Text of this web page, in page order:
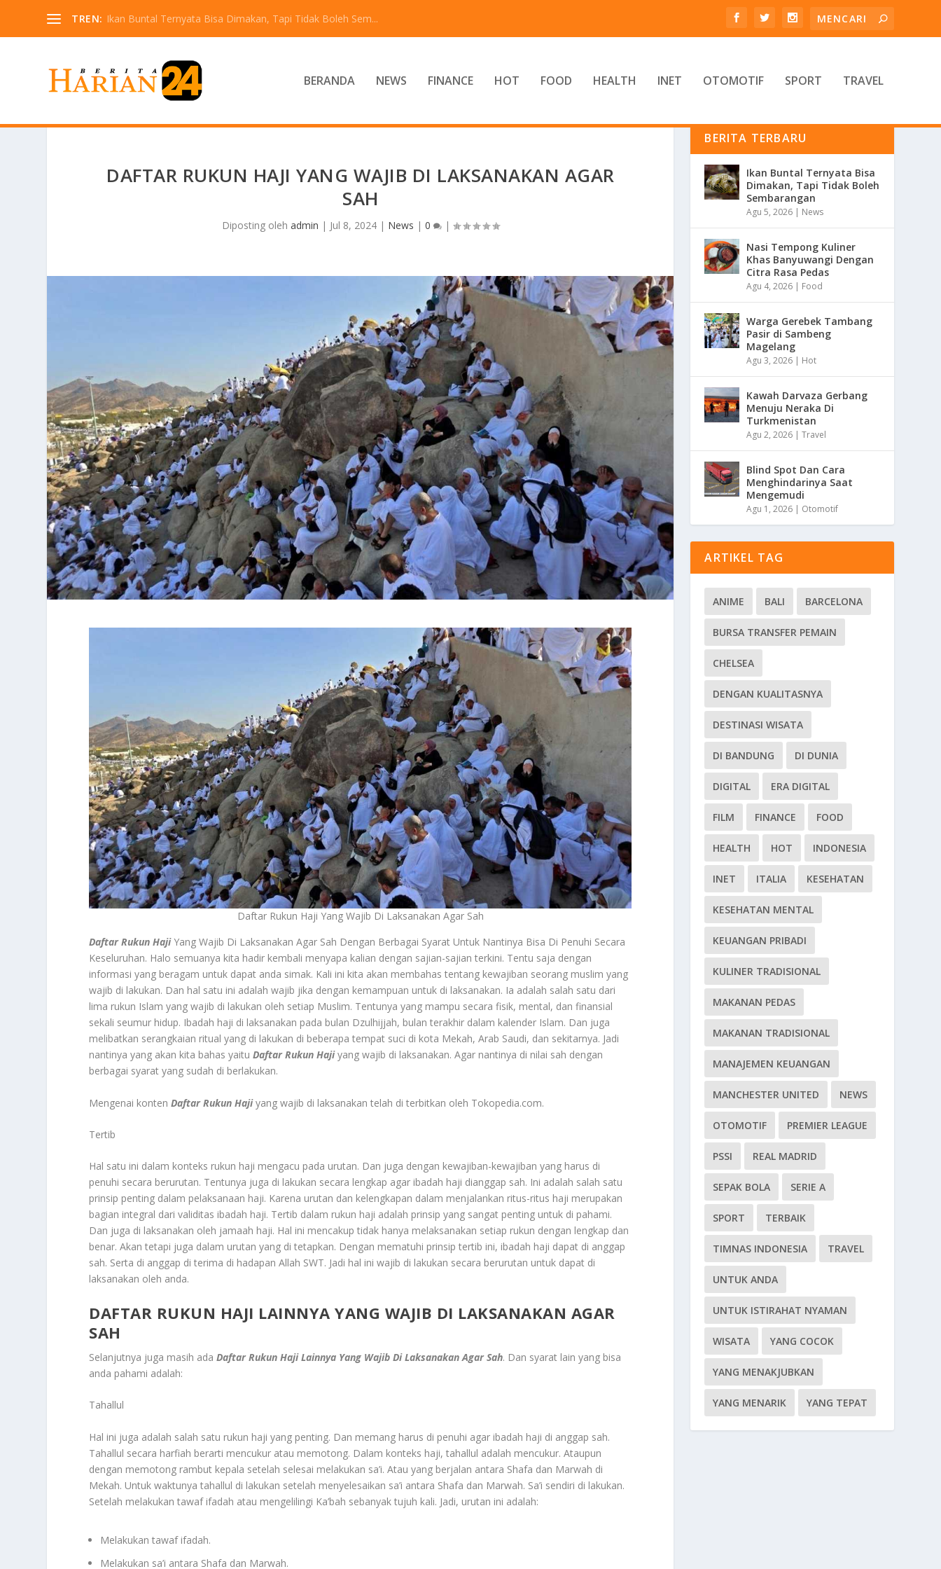
TREN: Ikan Buntal Ternyata Bisa Dimakan, Tapi Tidak Boleh Sem...
BERANDA NEWS FINANCE HOT FOOD HEALTH INET OTOMOTIF SPORT TRAVEL
DAFTAR RUKUN HAJI YANG WAJIB DI LAKSANAKAN AGAR
SAH
Diposting oleh admin | Jul 8, 2024| News | 0 |
Daftar Rukun Haji Yang Wajib Di Laksanakan Agar Sah
Daftar Rukun HajiYang Wajib Di Laksanakan Agar Sah Dengan Berbagai Syarat Untuk Nantinya Bisa Di Penuhi Secara
Keseluruhan. Halo semuanya kita hadir kembali menyapa kalian dengan sajian-sajian terkini. Tentu saja dengan
informasi yang beragam untuk dapat anda simak. Kali ini kita akan membahas tentang kewajiban seorang muslim yang
wajib di lakukan. Dan hal satu ini adalah wajib jika dengan kemampuan untuk di laksanakan. Ia adalah salah satu dari
lima rukun Islam yang wajib di lakukan oleh setiap Muslim. Tentunya yang mampu secara fisik, mental, dan finansial
sekali seumur hidup. Ibadah haji di laksanakan pada bulan Dzulhijjah, bulan terakhir dalam kalender Islam. Dan juga
melibatkan serangkaian ritual yang di lakukan di beberapa tempat suci di kota Mekah, Arab Saudi, dan sekitarnya. Jadi
nantinya yang akan kita bahas yaituDaftar Rukun Hajiyang wajib di laksanakan. Agar nantinya di nilai sah dengan
berbagai syarat yang sudah di berlakukan.
Mengenai kontenDaftar Rukun Hajiyang wajib di laksanakan telah di terbitkan oleh Tokopedia.com.
Tertib
Hal satu ini dalam konteks rukun haji mengacu pada urutan. Dan juga dengan kewajiban-kewajiban yang harus di
penuhi secara berurutan. Tentunya juga di lakukan secara lengkap agar ibadah haji dianggap sah. Ini adalah salah satu
prinsip penting dalam pelaksanaan haji. Karena urutan dan kelengkapan dalam menjalankan ritus-ritus haji merupakan
bagian integral dari validitas ibadah haji. Tertib dalam rukun haji adalah prinsip yang sangat penting untuk di pahami.
Dan juga di laksanakan oleh jamaah haji. Hal ini mencakup tidak hanya melaksanakan setiap rukun dengan lengkap dan
benar. Akan tetapi juga dalam urutan yang di tetapkan. Dengan mematuhi prinsip tertib ini, ibadah haji dapat di anggap
sah. Serta di anggap di terima di hadapan Allah SWT. Jadi hal ini wajib di lakukan secara berurutan untuk dapat di
laksanakan oleh anda.
DAFTAR RUKUN HAJI LAINNYA YANG WAJIB DI LAKSANAKAN AGAR
SAH
Selanjutnya juga masih adaDaftar Rukun Haji Lainnya Yang Wajib Di Laksanakan Agar Sah. Dan syarat lain yang bisa
anda pahami adalah:
Tahallul
Hal ini juga adalah salah satu rukun haji yang penting. Dan memang harus di penuhi agar ibadah haji di anggap sah.
Tahallul secara harfiah berarti mencukur atau memotong. Dalam konteks haji, tahallul adalah mencukur. Ataupun
dengan memotong rambut kepala setelah selesai melakukan sa’i. Atau yang berjalan antara Shafa dan Marwah di
Mekah. Untuk waktunya tahallul di lakukan setelah menyelesaikan sa’i antara Shafa dan Marwah. Sa’i sendiri di lakukan.
Setelah melakukan tawaf ifadah atau mengelilingi Ka’bah sebanyak tujuh kali. Jadi, urutan ini adalah:
Melakukan tawaf ifadah.
Melakukan sa’i antara Shafa dan Marwah.
BERITA TERBARU
Ikan Buntal Ternyata Bisa
Dimakan, Tapi Tidak Boleh
Sembarangan
Agu 5, 2026 | News
Nasi Tempong Kuliner
Khas Banyuwangi Dengan
Citra Rasa Pedas
Agu 4, 2026 | Food
Warga Gerebek Tambang
Pasir di Sambeng
Magelang
Agu 3, 2026 | Hot
Kawah Darvaza Gerbang
Menuju Neraka Di
Turkmenistan
Agu 2, 2026 |Travel
Blind Spot Dan Cara
Menghindarinya Saat
Mengemudi
Agu 1, 2026 | Otomotif
ARTIKEL TAG
ANIME BALI BARCELONA
BURSA TRANSFER PEMAIN
CHELSEA
DENGAN KUALITASNYA
DESTINASI WISATA
DI BANDUNG DI DUNIA
DIGITAL ERA DIGITAL
FILM FINANCE FOOD
HEALTH HOT INDONESIA
INET ITALIA KESEHATAN
KESEHATAN MENTAL
KEUANGAN PRIBADI
KULINER TRADISIONAL
MAKANAN PEDAS
MAKANAN TRADISIONAL
MANAJEMEN KEUANGAN
MANCHESTER UNITED NEWS
OTOMOTIF PREMIER LEAGUE
PSSI REAL MADRID
SEPAK BOLA SERIE A
SPORT TERBAIK
TIMNAS INDONESIA TRAVEL
UNTUK ANDA
UNTUK ISTIRAHAT NYAMAN
WISATA YANG COCOK
YANG MENAKJUBKAN
YANG MENARIK YANG TEPAT